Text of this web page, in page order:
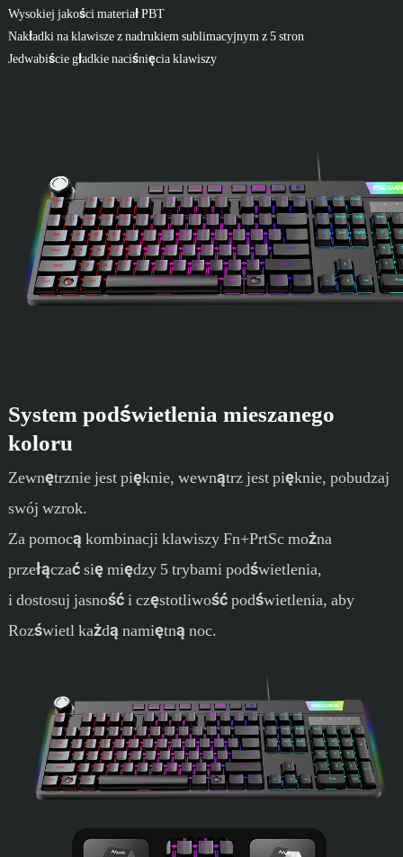
Wysokiej jakości materiał PBT
Nakładki na klawisze z nadrukiem sublimacyjnym z 5 stron
Jedwabiście gładkie naciśnięcia klawiszy
System podświetlenia mieszanego
koloru
Zewnętrznie jest pięknie, wewnątrz jest pięknie, pobudzaj
swój wzrok.
Za pomocą kombinacji klawiszy Fn+PrtSc można
przełączać się między 5 trybami podświetlenia,
i dostosuj jasność i częstotliwość podświetlenia, aby
Rozświetl każdą namiętną noc.